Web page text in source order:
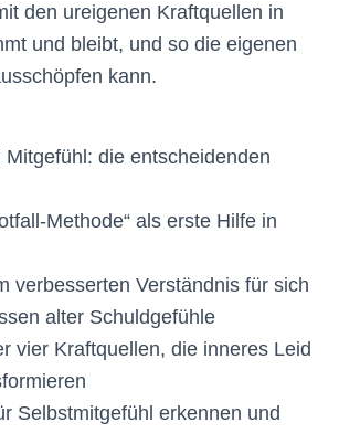
den ureigenen Kraftquellen in
und bleibt, und so die eigenen
kann.
die entscheidenden
Methode“ als erste Hilfe in
verbesserten Verständnis für sich
alter Schuldgefühle
vier Kraftquellen, die inneres Leid
Selbstmitgefühl erkennen und